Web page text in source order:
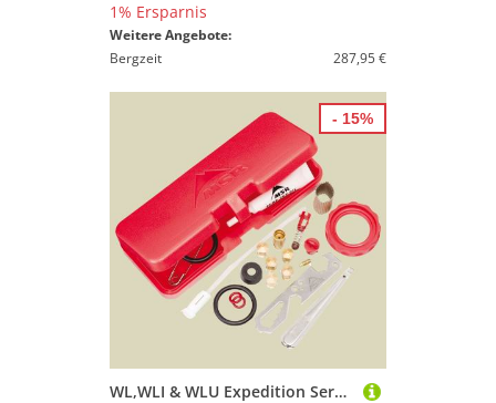
1% Ersparnis
Weitere Angebote:
Bergzeit
287,95 €
WL,WLI & WLU Expedition Servicekit
- 15%